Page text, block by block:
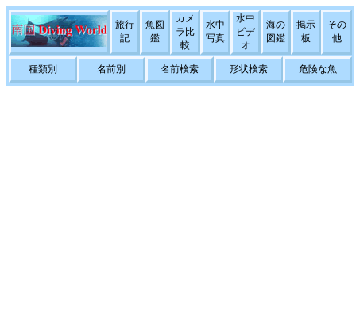
旅行
記
魚図
鑑
カメ
ラ比
較
水中
写真
水中
ビデ
オ
海の
図鑑
掲示
板
その
他
種類別 名前別 名前検索 形状検索 危険な魚